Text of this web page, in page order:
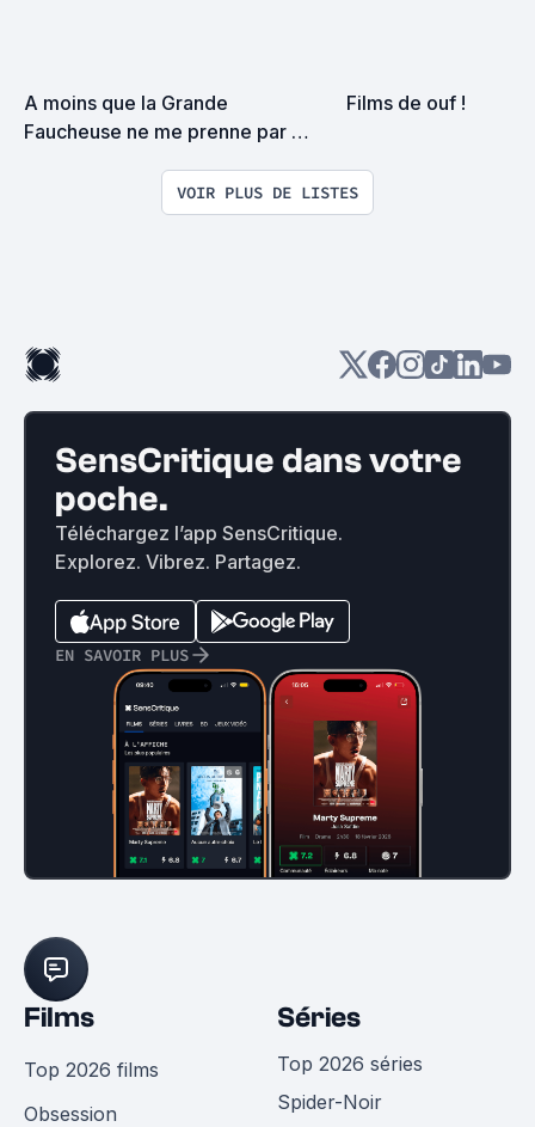
A moins que la Grande
Faucheuse ne me prenne par
Films de ouf !
VOIR PLUS DE LISTES
SensCritique dans votre
poche.
Téléchargez l’app SensCritique.
Explorez. Vibrez. Partagez.
EN SAVOIR PLUS
Films
Top 2026 films
Obsession
Séries
Top 2026 séries
Spider-Noir